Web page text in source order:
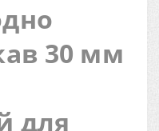
30 мм
для